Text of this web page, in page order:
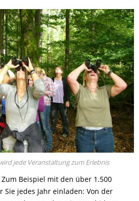
jede Veranstaltung zum Erlebnis
Beispiel mit den über 1.500
Sie jedes Jahr einladen: Von der